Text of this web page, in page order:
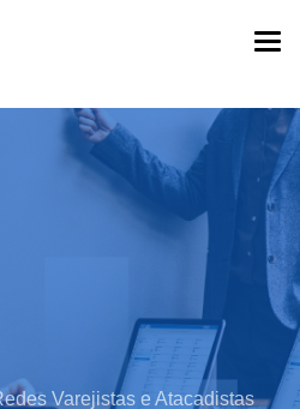
Varejistas e Atacadistas